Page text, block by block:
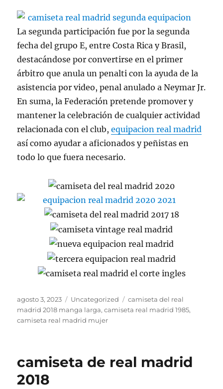
La segunda participación fue por la segunda
fecha del grupo E, entre Costa Rica y Brasil,
destacándose por convertirse en el primer
árbitro que anula un penalti con la ayuda de la
asistencia por video, penal anulado a Neymar Jr.
En suma, la Federación pretende promover y
mantener la celebración de cualquier actividad
relacionada con el club,equipacion real madrid
así como ayudar a aficionados y peñistas en
todo lo que fuera necesario.
Publicado
el
agosto 3, 2023 Categorías
Uncategorized Etiquetas
camiseta del real
madrid 2018 manga larga,camiseta real madrid 1985,
camiseta real madrid mujer
camiseta de real madrid
2018